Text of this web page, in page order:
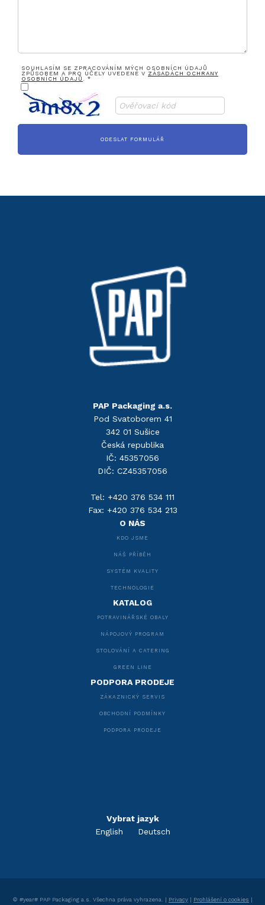
SOUHLASÍM SE ZPRACOVÁNÍM MÝCH OSOBNÍCH ÚDAJŮ
ZPŮSOBEM A PRO ÚČELY UVEDENÉ V ZÁSADÁCH OCHRANY
OSOBNÍCH ÚDAJŮ. *
PAP Packaging a.s.
Pod Svatoborem 41
342 01 Sušice
Česká republika
IČ: 45357056
DIČ: CZ45357056
Tel: +420 376 534 111
Fax: +420 376 534 213
O NÁS
KDO JSME
NÁŠ PŘÍBĚH
SYSTÉM KVALITY
TECHNOLOGIE
KATALOG
POTRAVINÁŘSKÉ OBALY
NÁPOJOVÝ PROGRAM
STOLOVÁNÍ A CATERING
GREEN LINE
PODPORA PRODEJE
ZÁKAZNICKÝ SERVIS
OBCHODNÍ PODMÍNKY
PODPORA PRODEJE
Vybrat jazyk
English
Deutsch
© #year# PAP Packaging a.s. Všechna práva vyhrazena. | Privacy | Prohlášení o cookies |